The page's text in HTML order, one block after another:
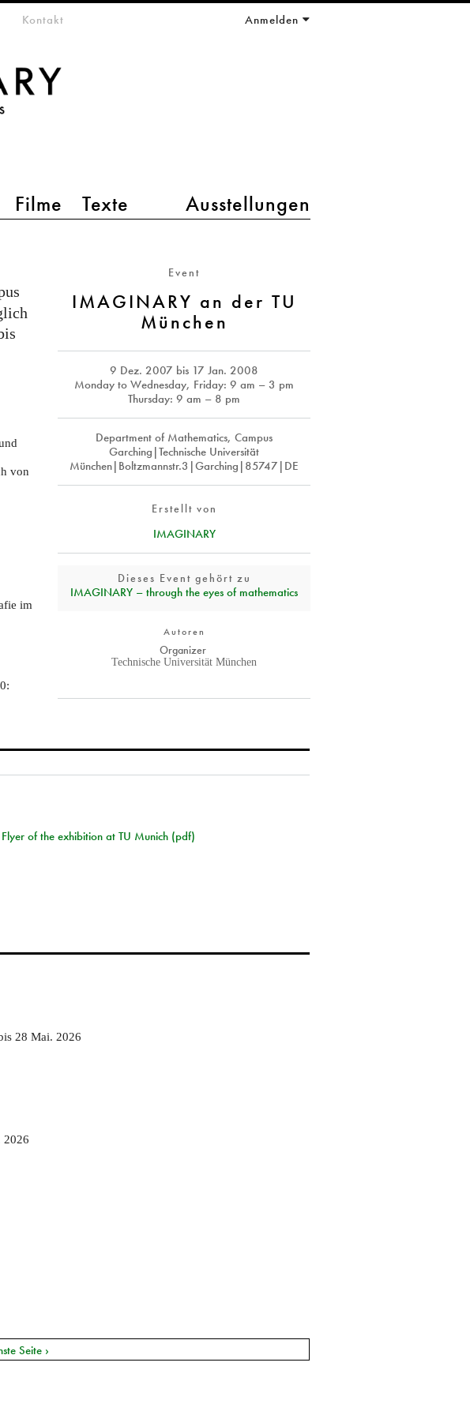
Filme Texte Ausstellungen
Kontakt Anmelden
Event
IMAGINARY an der TU
München
9 Dez. 2007 bis 17 Jan. 2008
Monday to Wednesday, Friday: 9 am – 3 pm
Thursday: 9 am – 8 pm
Department of Mathematics, Campus
Garching|Technische Universität
München|Boltzmannstr.3|Garching|85747|DE
Erstellt von
IMAGINARY
Dieses Event gehört zu
IMAGINARY – through the eyes of mathematics
Autoren
Organizer
Technische Universität München
von
im
Flyer of the exhibition at TU Munich (pdf)
28 Mai. 2026
2026
Seite ›